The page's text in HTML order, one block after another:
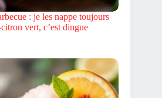
: je les nappe toujours
vert, c’est dingue